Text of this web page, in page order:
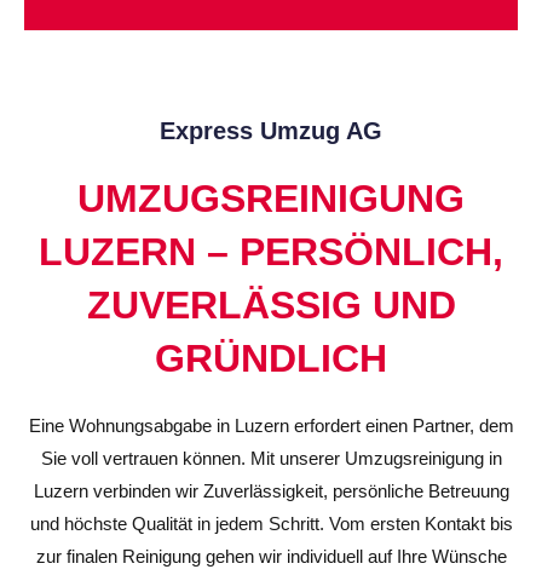
Express Umzug AG
UMZUGSREINIGUNG
LUZERN – PERSÖNLICH,
ZUVERLÄSSIG UND
GRÜNDLICH
Eine Wohnungsabgabe in Luzern erfordert einen Partner, dem
Sie voll vertrauen können. Mit unserer Umzugsreinigung in
Luzern verbinden wir Zuverlässigkeit, persönliche Betreuung
und höchste Qualität in jedem Schritt. Vom ersten Kontakt bis
zur finalen Reinigung gehen wir individuell auf Ihre Wünsche